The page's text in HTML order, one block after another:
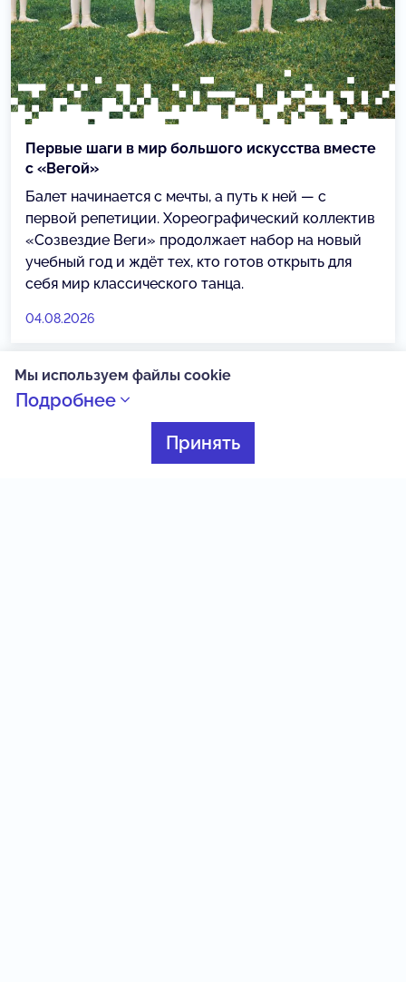
Первые шаги в мир большого искусства вместе
с «Вегой»
Балет начинается с мечты, а путь к ней — с
первой репетиции. Хореографический коллектив
«Созвездие Веги» продолжает набор на новый
учебный год и ждёт тех, кто готов открыть для
себя мир классического танца.
04.08.2026
НЕЙМАРК
Мы используем файлы cookie
Подробнее
Принять